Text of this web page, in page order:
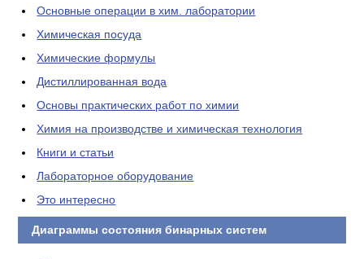
Основные операции в хим. лаборатории
Химическая посуда
Химические формулы
Дистиллированная вода
Основы практических работ по химии
Химия на производстве и химическая технология
Книги и статьи
Лабораторное оборудование
Это интересно
Диаграммы состояния бинарных систем